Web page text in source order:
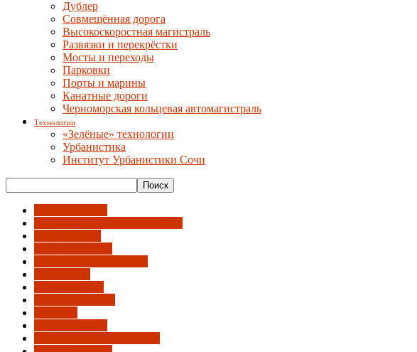
Дублер
Совмещённая дорога
Высокоскоростная магистраль
Развязки и перекрёстки
Мосты и переходы
Парковки
Порты и марины
Канатные дороги
Черноморская кольцевая автомагистраль
Технологии
«Зелёные» технологии
Урбанистика
Институт Урбанистики Сочи